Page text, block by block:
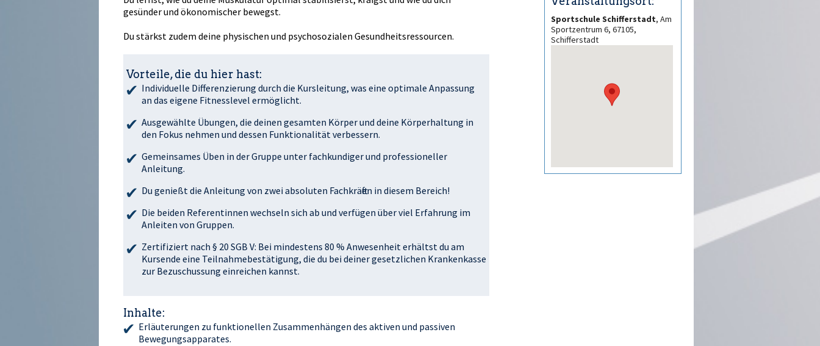
gesünder und ökonomischer bewegst.
Du stärkst zudem deine physischen und psychosozialen Gesundheitsressourcen.
Vorteile, die du hier hast:
Individuelle Differenzierung durch die Kursleitung, was eine optimale Anpassung
an das eigene Fitnesslevel ermöglicht.
Ausgewählte Übungen, die deinen gesamten Körper und deine Körperhaltung in
den Fokus nehmen und dessen Funktionalität verbessern.
Gemeinsames Üben in der Gruppe unter fachkundiger und professioneller
Anleitung.
Du genießt die Anleitung von zwei absoluten Fachkräften in diesem Bereich!
Die beiden Referentinnen wechseln sich ab und verfügen über viel Erfahrung im
Anleiten von Gruppen.
Zertifiziert nach § 20 SGB V: Bei mindestens 80 % Anwesenheit erhältst du am
Kursende eine Teilnahmebestätigung, die du bei deiner gesetzlichen Krankenkasse
zur Bezuschussung einreichen kannst.
Inhalte:
Erläuterungen zu funktionellen Zusammenhängen des aktiven und passiven
Bewegungsapparates.
Sportschule Schifferstadt, Am
Sportzentrum 6, 67105,
Schifferstadt